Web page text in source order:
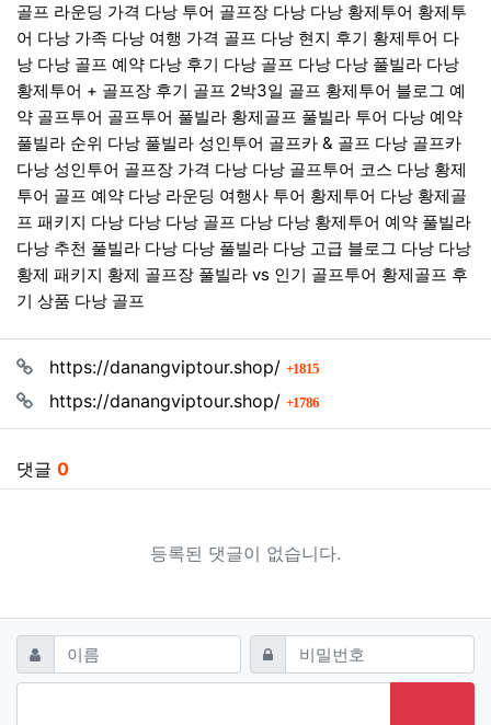
골프 라운딩 가격 다낭 투어 골프장 다낭 다낭 황제투어 황제투
어 다낭 가족 다낭 여행 가격 골프 다낭 현지 후기 황제투어 다
낭 다낭 골프 예약 다낭 후기 다낭 골프 다낭 다낭 풀빌라 다낭
황제투어 + 골프장 후기 골프 2박3일 골프 황제투어 블로그 예
약 골프투어 골프투어 풀빌라 황제골프 풀빌라 투어 다낭 예약
풀빌라 순위 다낭 풀빌라 성인투어 골프카 & 골프 다낭 골프카
다낭 성인투어 골프장 가격 다낭 다낭 골프투어 코스 다낭 황제
투어 골프 예약 다낭 라운딩 여행사 투어 황제투어 다낭 황제골
프 패키지 다낭 다낭 다낭 골프 다낭 다낭 황제투어 예약 풀빌라
다낭 추천 풀빌라 다낭 다낭 풀빌라 다낭 고급 블로그 다낭 다낭
황제 패키지 황제 골프장 풀빌라 vs 인기 골프투어 황제골프 후
기 상품 다낭 골프
관련자료
https://danangviptour.shop/ 1815회 연결
https://danangviptour.shop/
1786회 연결
댓글 0
등록된 댓글이 없습니다.
댓글쓰기
이름 필수 비밀번호필수